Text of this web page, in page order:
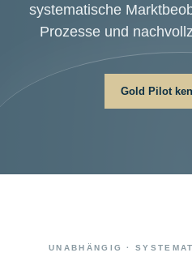
systematische
Prozesse und
Gold Pilot
UNABHÄNGIG ·